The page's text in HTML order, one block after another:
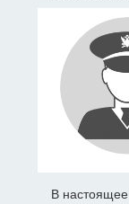
В настоящее